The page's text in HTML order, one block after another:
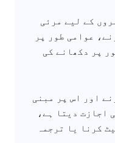
کے لیے مرئی
عوامی طور پر
پر دکھانے کی
اور اس پر مبنی
اجازت دیتا ہے،
کرنا یا ترجمہ